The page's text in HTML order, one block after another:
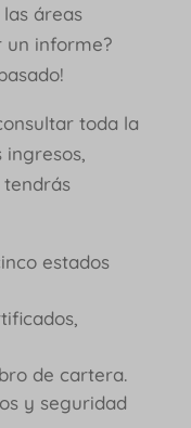
áreas
un informe?
toda la
estados
de cartera.
y seguridad